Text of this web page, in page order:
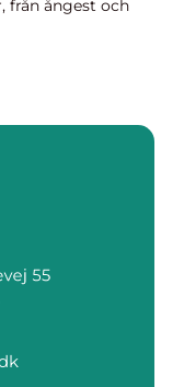
från ångest och